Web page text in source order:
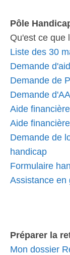
Pôle
Qu'est ce que
Liste des 30
Demande
Demande de
Demande
Aide
Aide
Demande de
handicap
Formulaire
Assistance en
Préparer la
Mon dossier